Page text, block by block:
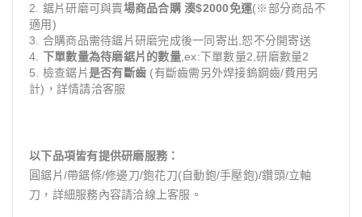
2. 鋸片研磨可與賣場商品合購 湊$2000免運(※部分商品不
適用)
3. 合購商品需待鋸片研磨完成後一同寄出,恕不分開寄送
4. 下單數量為待磨鋸片的數量,ex:下單數量2,研磨數量2
5. 檢查鋸片 是否有斷齒 (有斷齒需另外焊接鎢鋼齒/費用另
計)，詳情請洽客服
以下品項皆有提供研磨服務：
圓鋸片/帶鋸條/修邊刀/鉋花刀(自動鉋/手壓鉋)/鑽頭/立軸
刀，詳細服務內容請洽線上客服。